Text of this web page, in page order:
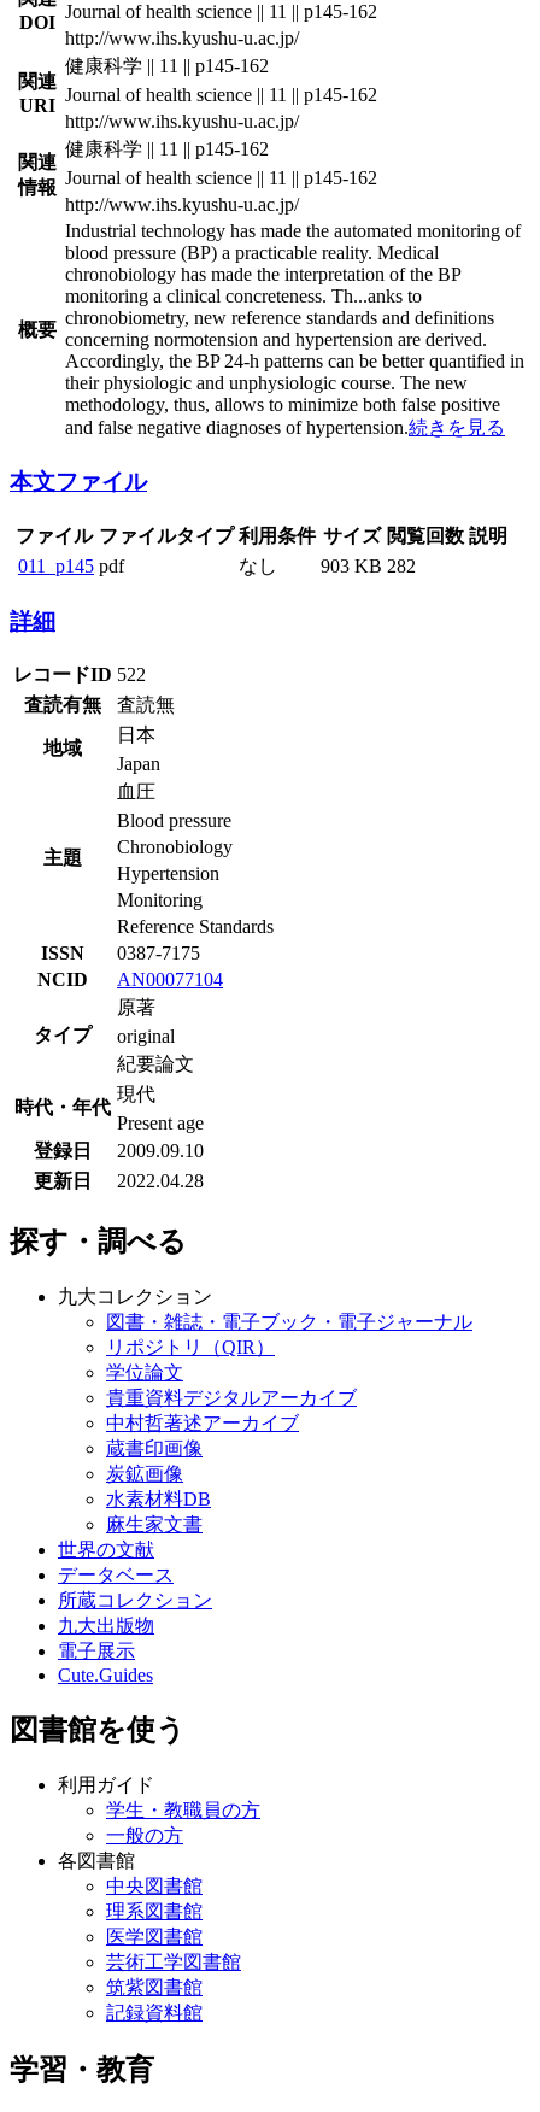
DOI
Journal of health science || 11 || p145-162
http://www.ihs.kyushu-u.ac.jp/
関連
URI
健康科学 || 11 || p145-162
Journal of health science || 11 || p145-162
http://www.ihs.kyushu-u.ac.jp/
関連
情報
健康科学 || 11 || p145-162
Journal of health science || 11 || p145-162
http://www.ihs.kyushu-u.ac.jp/
概要
Industrial technology has made the automated monitoring of
blood pressure (BP) a practicable reality. Medical
chronobiology has made the interpretation of the BP
monitoring a clinical concreteness. Th...anks to
chronobiometry, new reference standards and definitions
concerning normotension and hypertension are derived.
Accordingly, the BP 24-h patterns can be better quantified in
their physiologic and unphysiologic course. The new
methodology, thus, allows to minimize both false positive
and false negative diagnoses of hypertension.続きを見る
本文ファイル
ファイル ファイルタイプ 利用条件 サイズ 閲覧回数 説明
011_p145 pdf なし 903 KB 282
詳細
レコードID 522
査読有無
査読無
地域
日本
Japan
主題
血圧
Blood pressure
Chronobiology
Hypertension
Monitoring
Reference Standards
ISSN
0387-7175
NCID
AN00077104
タイプ
原著
original
紀要論文
時代・年代
現代
Present age
登録日
2009.09.10
更新日
2022.04.28
探す・調べる
九大コレクション
図書・雑誌・電子ブック・電子ジャーナル
リポジトリ（QIR）
学位論文
貴重資料デジタルアーカイブ
中村哲著述アーカイブ
蔵書印画像
炭鉱画像
水素材料DB
麻生家文書
世界の文献
データベース
所蔵コレクション
九大出版物
電子展示
Cute.Guides
図書館を使う
利用ガイド
学生・教職員の方
一般の方
各図書館
中央図書館
理系図書館
医学図書館
芸術工学図書館
筑紫図書館
記録資料館
学習・教育